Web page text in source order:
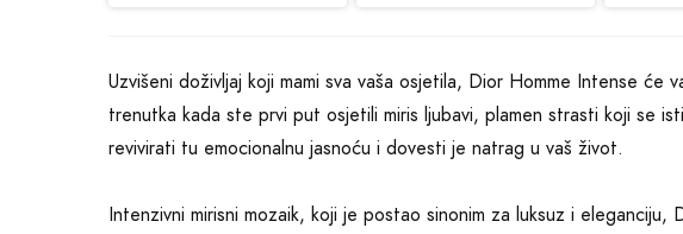
Uzvišeni doživljaj koji mami sva vaša osjetila, Dior Homme Intense će
trenutka kada ste prvi put osjetili miris ljubavi, plamen strasti koji se
revivirati tu emocionalnu jasnoću i dovesti je natrag u vaš život.
Intenzivni mirisni mozaik, koji je postao sinonim za luksuz i